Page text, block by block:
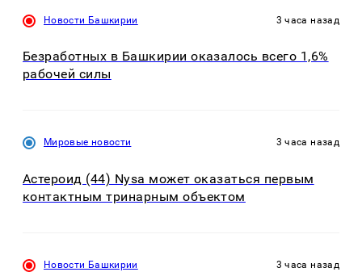
Новости Башкирии 3 часа назад
Безработных в Башкирии оказалось всего 1,6%
рабочей силы
Мировые новости 3 часа назад
Астероид (44) Nysa может оказаться первым
контактным тринарным объектом
Новости Башкирии 3 часа назад